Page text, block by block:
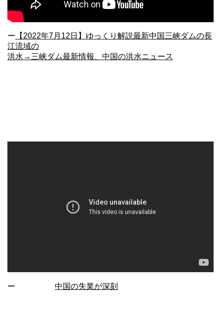
ー 【2022年7月12日】ゆっくり解説最新中国三峡ダムの長
江流域の
洪水→三峡ダム最新情報、中国の洪水ニュース
ー 中国の失業が深刻